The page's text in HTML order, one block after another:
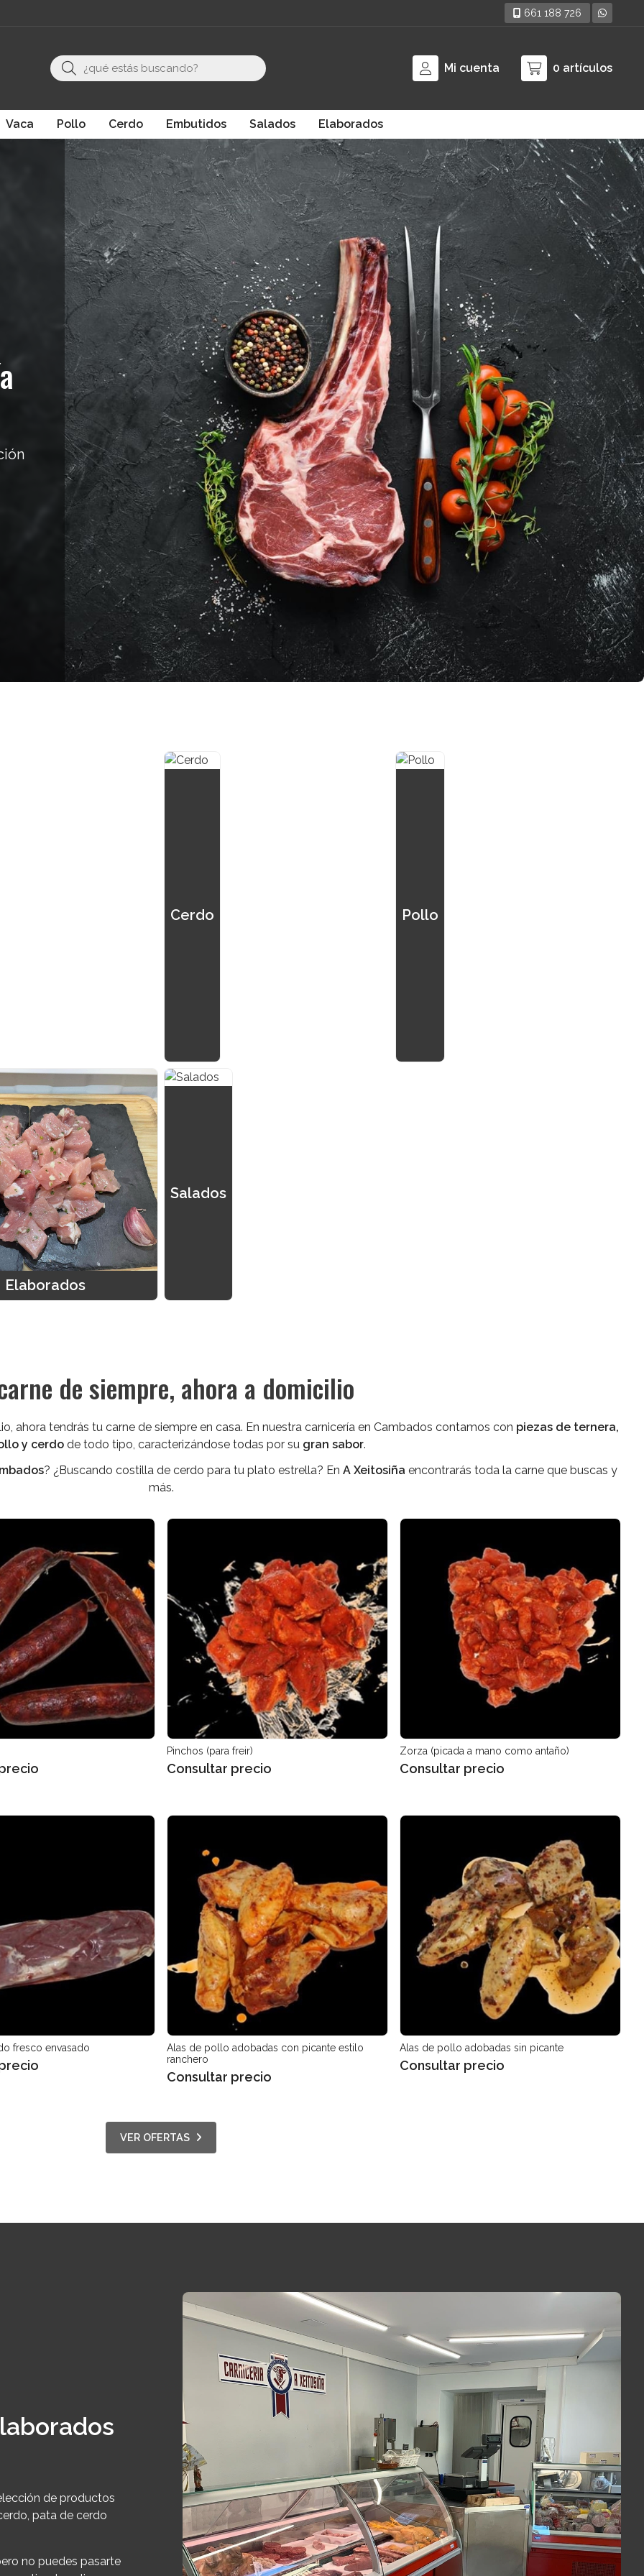
661 188 726
Buscar Mi cuenta 0 artículos
Vaca Pollo Cerdo Embutidos Salados Elaborados
Cerdo Pollo
Elaborados
Salados
de siempre, ahora a domicilio
ahora tendrás tu carne de siempre en casa. En nuestra carnicería en Cambados contamos con piezas de ternera,
y cerdode todo tipo, caracterizándose todas por su gran sabor.
? ¿Buscando costilla de cerdo para tu plato estrella? En A Xeitosiña encontrarás toda la carne que buscas y
más.
Pinchos (para freir)
Consultar precio
Zorza (picada a mano como antaño)
Consultar precio
fresco envasado
Alas de pollo adobadas con picante estilo
ranchero
Consultar precio
Alas de pollo adobadas sin picante
Consultar precio
VER OFERTAS
de productos
pata de cerdo
no puedes pasarte